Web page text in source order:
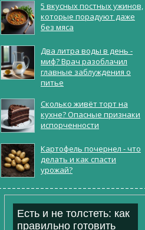
5 вкусных постных ужинов,
которые порадуют даже
без мяса
Два литра воды в день -
миф? Врач разоблачил
главные заблуждения о
питье
Сколько живёт торт на
кухне? Опасные признаки
испорченности
Картофель почернел - что
делать и как спасти
урожай?